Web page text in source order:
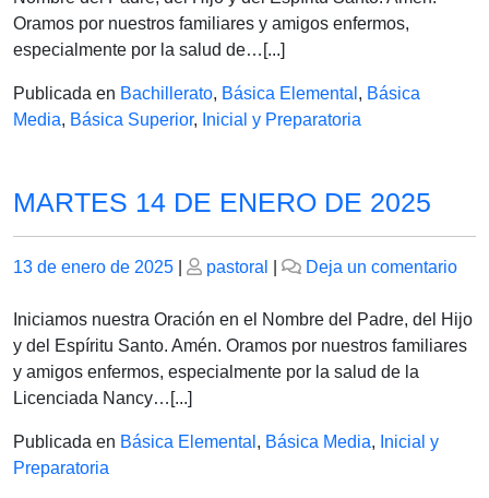
Oramos por nuestros familiares y amigos enfermos,
especialmente por la salud de…[...]
Publicada en Bachillerato, Básica Elemental , Básica
Media, Básica Superior, Inicial y Preparatoria
MARTES 14 DE ENERO DE 2025
Publicado
13 de enero de 2025
Publicado
pastoral Deja un comentarioen
14
DE
Iniciamos nuestra Oración en el Nombre del Padre, del Hijo
y del Espíritu Santo. Amén. Oramos por nuestros familiares
y amigos enfermos, especialmente por la salud de la
Licenciada Nancy…[...]
Publicada en Básica Elemental , Básica Media, Inicial y
Preparatoria